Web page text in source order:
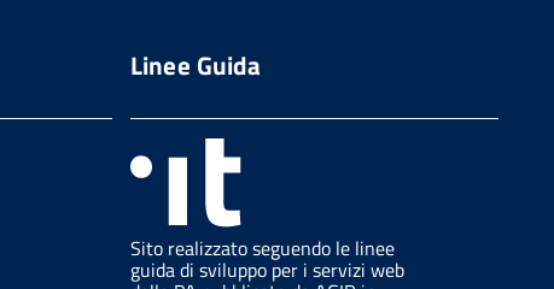
Linee Guida
Sito realizzato seguendo le linee
guida di sviluppo per i servizi web